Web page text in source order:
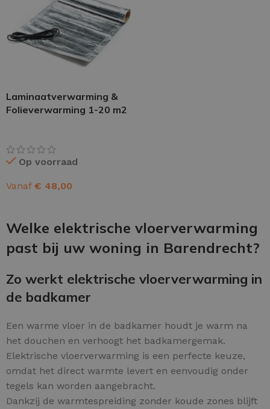
Laminaatverwarming &
Folieverwarming 1-20 m2
Op voorraad
Vanaf € 48,00
Welke elektrische vloerverwarming
past bij uw woning in Barendrecht?
Zo werkt elektrische vloerverwarming in
de badkamer
Een warme vloer in de badkamer houdt je warm na
het douchen en verhoogt het badkamergemak.
Elektrische vloerverwarming is een perfecte keuze,
omdat het direct warmte levert en eenvoudig onder
tegels kan worden aangebracht.
Dankzij de warmtespreiding zonder koude zones blijft